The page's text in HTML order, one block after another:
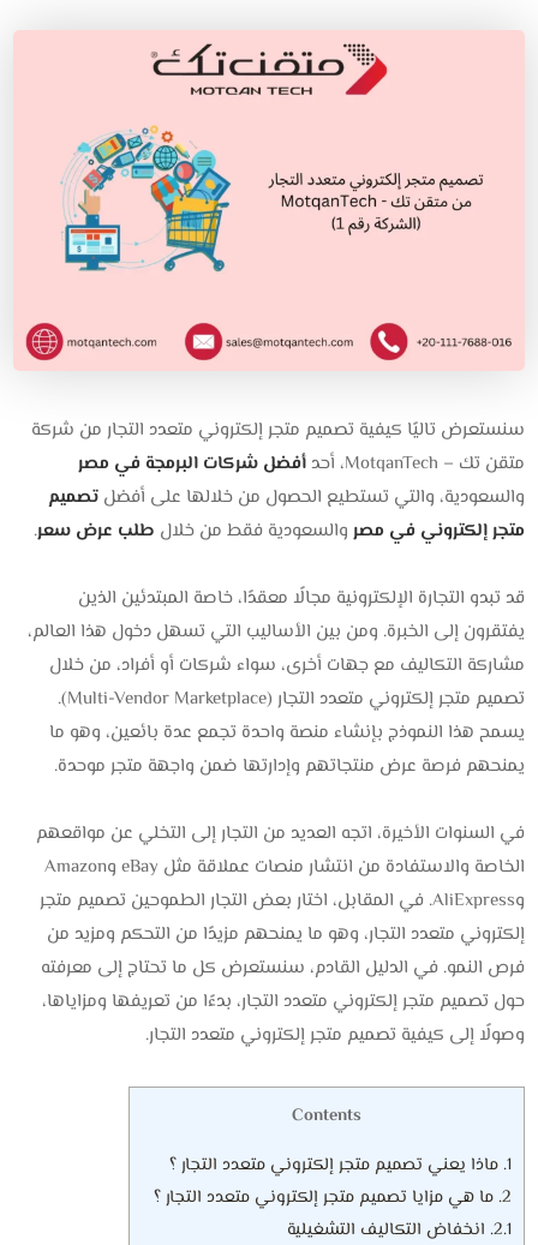
سنستعرض تاليًا كيفية تصميم متجر إلكتروني متعدد التجار من شركة
متقن تك – MotqanTech، أحد
أفضل شركات البرمجة في مصر
والسعودية، والتي تستطيع الحصول من خلالها على أفضلتصميم
متجر إلكتروني في مصر والسعودية فقط من خلال طلب عرض سعر.
قد تبدو التجارة الإلكترونية مجالًا معقدًا، خاصة المبتدئين الذين
يفتقرون إلى الخبرة. ومن بين الأساليب التي تسهل دخول هذا العالم،
مشاركة التكاليف مع جهات أخرى، سواء شركات أو أفراد، من خلال
تصميم متجر إلكتروني متعدد التجار (Multi-Vendor Marketplace).
يسمح هذا النموذج بإنشاء منصة واحدة تجمع عدة بائعين، وهو ما
يمنحهم فرصة عرض منتجاتهم وإدارتها ضمن واجهة متجر موحدة.
في السنوات الأخيرة، اتجه العديد من التجار إلى التخلي عن مواقعهم
الخاصة والاستفادة من انتشار منصات عملاقة مثل eBay وAmazon
وAliExpress. في المقابل، اختار بعض التجار الطموحين تصميم متجر
إلكتروني متعدد التجار، وهو ما يمنحهم مزيدًا من التحكم ومزيد من
فرص النمو. في الدليل القادم، سنستعرض كل ما تحتاج إلى معرفته
حول تصميم متجر إلكتروني متعدد التجار، بدءًا من تعريفها ومزاياها،
وصولًا إلى كيفية تصميم متجر إلكتروني متعدد التجار.
Contents
1. ماذا يعني تصميم متجر إلكتروني متعدد التجار ؟
2. ما هي مزايا تصميم متجر إلكتروني متعدد التجار ؟
2.1. انخفاض التكاليف التشغيلية